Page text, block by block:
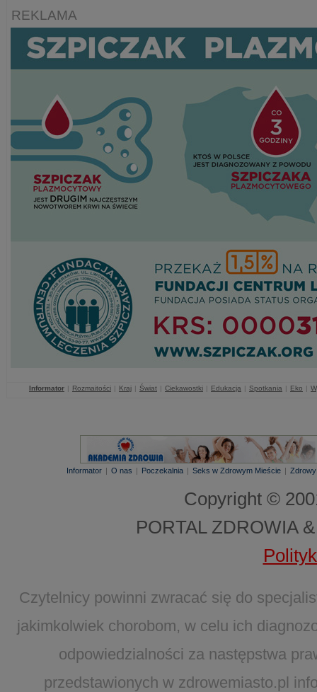
REKLAMA
Informator | Rozmaitości | Kraj | Świat | Ciekawostki | Edukacja | Spotkania | Eko |
Informator | O nas | Poczekalnia | Seks w Zdrowym Mieście |
Copyright ©
PORTAL ZDROWIA
Czytelnicy powinni zwracać się do
jakimkolwiek chorobom, w celu ich
odpowiedzialności za następstwa
przedstawionych w zdrowemiasto.pl